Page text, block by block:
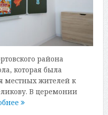
района
которая была
местных жителей к
В церемонии